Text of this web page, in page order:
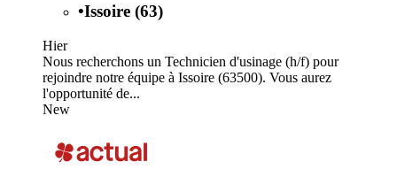
•Issoire (63)
Hier
Nous recherchons un Technicien d'usinage (h/f) pour
rejoindre notre équipe à Issoire (63500). Vous aurez
l'opportunité de...
New